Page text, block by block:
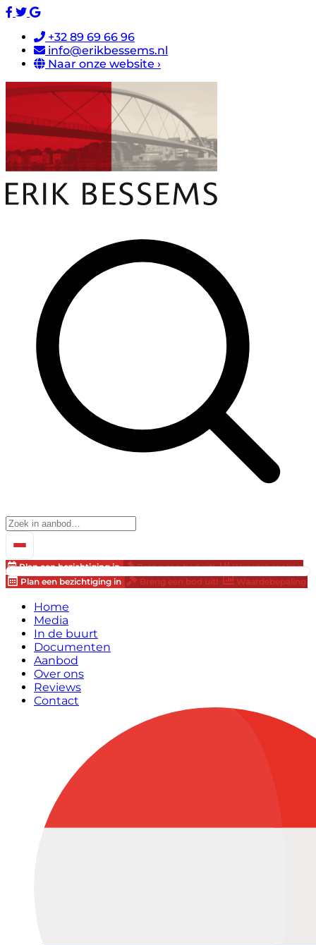
+32 89 69 66 96
info@erikbessems.nl
Naar onze website ›
Plan een bezichtiging in Breng een bod uit!
Waardebepaling
Plan een bezichtiging in
Breng een bod uit! Waardebepaling
Home
Media
In de buurt
Documenten
Aanbod
Over ons
Reviews
Contact